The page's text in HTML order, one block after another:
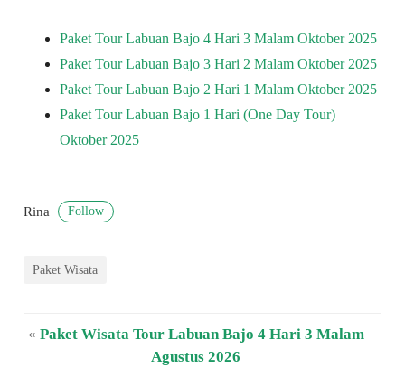
Paket Tour Labuan Bajo 4 Hari 3 Malam Oktober 2025
Paket Tour Labuan Bajo 3 Hari 2 Malam Oktober 2025
Paket Tour Labuan Bajo 2 Hari 1 Malam Oktober 2025
Paket Tour Labuan Bajo 1 Hari (One Day Tour)
Oktober 2025
Rina Follow
Paket Wisata
« Paket Wisata Tour Labuan Bajo 4 Hari 3 Malam
Agustus 2026